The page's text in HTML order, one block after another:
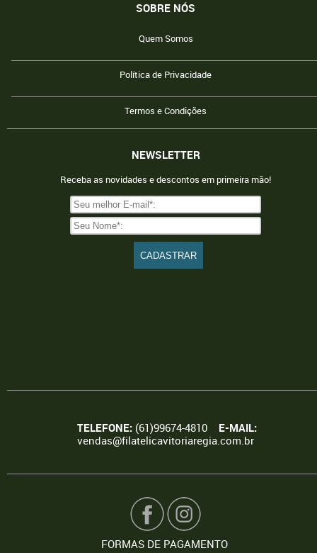
SOBRE NÓS
Quem Somos
Política de Privacidade
Termos e Condições
NEWSLETTER
Receba as novidades e descontos em primeira mão!
TELEFONE: (61)99674-4810
E-MAIL:
vendas@filatelicavitoriaregia.com.br
FORMAS DE PAGAMENTO